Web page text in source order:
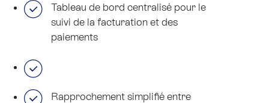
Tableau de bord centralisé pour le
suivi de la facturation et des
paiements
Rapprochement simplifié entre